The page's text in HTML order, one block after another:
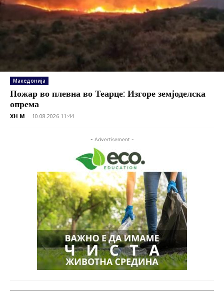
Македонија
Пожар во плевна во Теарце: Изгоре земјоделска
опрема
XH M - 10.08.2026 11:44
- Advertisement -